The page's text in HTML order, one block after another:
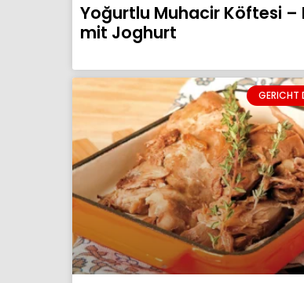
Yoğurtlu Muhacir Köftesi –
mit Joghurt
GERICHT